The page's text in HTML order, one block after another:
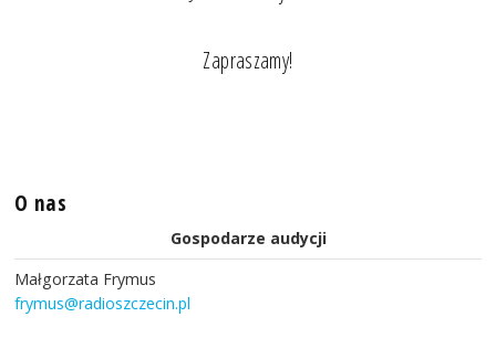
Zapraszamy!
O nas
Gospodarze audycji
Małgorzata Frymus
frymus@radioszczecin.pl